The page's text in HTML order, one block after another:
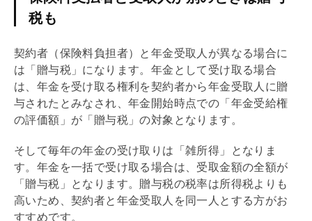
税も
契約者（保険料負担者）と年金受取人が異なる場合に
は「 贈与税 」になります。年金として受け取る場合
は、年金を受け取る権利を契約者から年金受取人に贈
与されたとみなされ、年金開始時点での「年金受給権
の評価額」が「 贈与税 」の対象となります。
そして毎年の年金の受け取りは「雑所得」となりま
す。年金を一括で受け取る場合は、受取金額の全額が
「 贈与税 」となります。 贈与税の税率は所得税よりも
高いため、契約者と年金受取人を同一人とする方がお
すすめです。